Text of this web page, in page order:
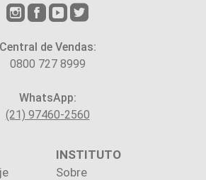
Central de Vendas:
0800 727 8999
WhatsApp:
(21) 97460-2560
INSTITUTO
Sobre